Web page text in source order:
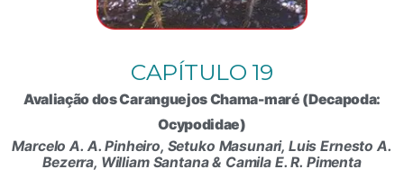
CAPÍTULO 19
Avaliação dos Caranguejos Chama-maré (Decapoda:
Ocypodidae)
Marcelo A. A. Pinheiro, Setuko Masunari, Luis Ernesto A.
Bezerra, William Santana & Camila E. R. Pimenta